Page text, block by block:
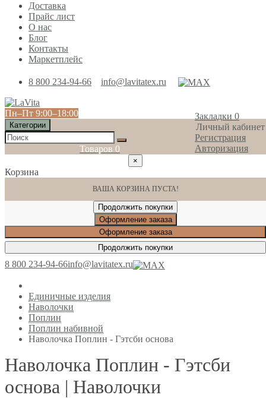
Доставка
Прайс лист
О нас
Блог
Контакты
Маркетплейс
8 800 234-94-66 info@lavitatex.ru
Закладки 0
Личный кабинет
Регистрация
Авторизация
Пн‒Пт 9:00‒18:00
Категории
Товаров 0
×
Корзина
ВАША КОРЗИНА ПУСТА!
Продолжить покупки
Оформление заказа
Оформление заказа
Продолжить покупки
8 800 234-94-66info@lavitatex.ru
Единичные изделия
Наволочки
Поплин
Поплин набивной
Наволочка Поплин - Гэтсби основа
Наволочка Поплин - Гэтсби
основа | Наволочки